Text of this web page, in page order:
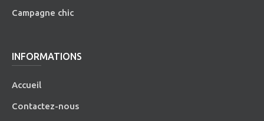
Campagne chic
INFORMATIONS
Accueil
Contactez-nous